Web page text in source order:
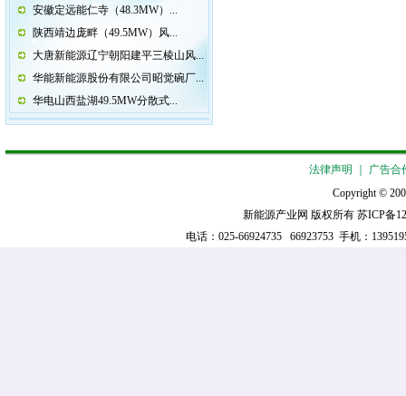
安徽定远能仁寺（48.3MW）...
陕西靖边庞畔（49.5MW）风...
大唐新能源辽宁朝阳建平三棱山风...
华能新能源股份有限公司昭觉碗厂...
华电山西盐湖49.5MW分散式...
法律声明
广告合
Copyright ©
新能源产业网 版权所有 苏ICP备
电话：025-66924735 66923753 手机：